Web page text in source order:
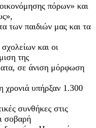
πόρων» και
των παιδιών μας και τα
και οι
της
σε άνιση μόρφωση
χρονιά υπήρξαν 1.300
συνθήκες στις
σοβαρή